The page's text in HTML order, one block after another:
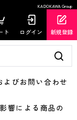
KADOKAWA Group
ト ログイン 新規登録
びお問い合わせ
響による商品の